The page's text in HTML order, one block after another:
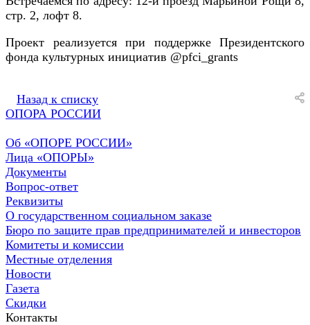
стр. 2, лофт 8.
Проект реализуется при поддержке Президентского
фонда культурных инициатив @pfci_grants
Назад к списку
ОПОРА РОССИИ
Об «ОПОРЕ РОССИИ»
Лица «ОПОРЫ»
Документы
Вопрос-ответ
Реквизиты
О государственном социальном заказе
Бюро по защите прав предпринимателей и инвесторов
Комитеты и комиссии
Местные отделения
Новости
Газета
Скидки
Контакты